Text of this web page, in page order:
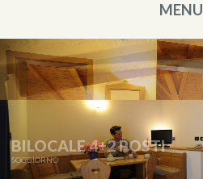
MENU
44 MQ
INGRESSO